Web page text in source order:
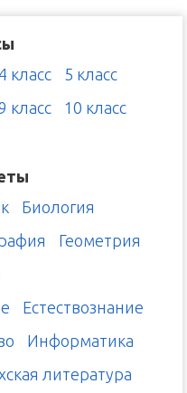
4 класс
5 класс
класс
10 класс
Биология
Геометрия
Естествознание
Информатика
литература